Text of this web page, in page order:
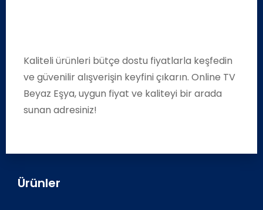
Kaliteli ürünleri bütçe dostu fiyatlarla keşfedin
ve güvenilir alışverişin keyfini çıkarın. Online TV
Beyaz Eşya, uygun fiyat ve kaliteyi bir arada
sunan adresiniz!
Ürünler